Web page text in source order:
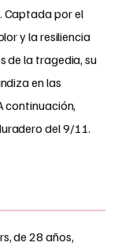
Captada por el
y la resiliencia
de la tragedia, su
en las
continuación,
del 9/11.
de 28 años,